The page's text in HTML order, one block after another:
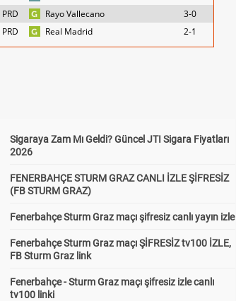
PRD Rayo Vallecano
3-0
PRD Real Madrid 2-1
Sigaraya Zam Mı Geldi? Güncel JTI Sigara Fiyatları
2026
FENERBAHÇE STURM GRAZ CANLI İZLE ŞİFRESİZ
(FB STURM GRAZ)
Fenerbahçe Sturm Graz maçı şifresiz canlı yayın izle
Fenerbahçe Sturm Graz maçı ŞİFRESİZ tv100 İZLE,
FB Sturm Graz link
Fenerbahçe - Sturm Graz maçı şifresiz izle canlı
tv100 linki